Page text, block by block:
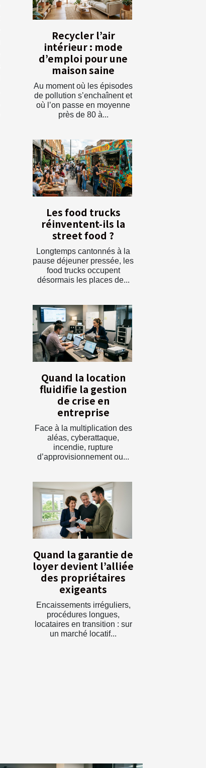
Recycler l’air
intérieur : mode
d’emploi pour une
maison saine
Au moment où les épisodes
de pollution s’enchaînent et
où l’on passe en moyenne
près de 80 à...
Les food trucks
réinventent-ils la
street food ?
Longtemps cantonnés à la
pause déjeuner pressée, les
food trucks occupent
désormais les places de...
Quand la location
fluidifie la gestion
de crise en
entreprise
Face à la multiplication des
aléas, cyberattaque,
incendie, rupture
d’approvisionnement ou...
Quand la garantie de
loyer devient l’alliée
des propriétaires
exigeants
Encaissements irréguliers,
procédures longues,
locataires en transition : sur
un marché locatif...